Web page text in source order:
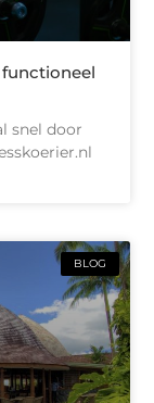
snel door
BLOG